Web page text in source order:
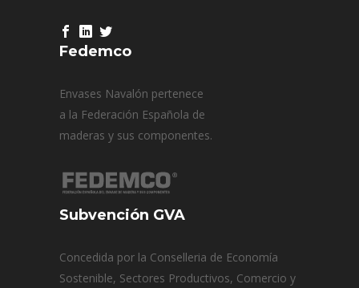
Fedemco
Envases Navalón pertenece
a la Federación Española de
maderas y sus componentes.
Subvención GVA
Concedida por la Conselleria de Economía
Sostenible, Sectores Productivos, Comercio y